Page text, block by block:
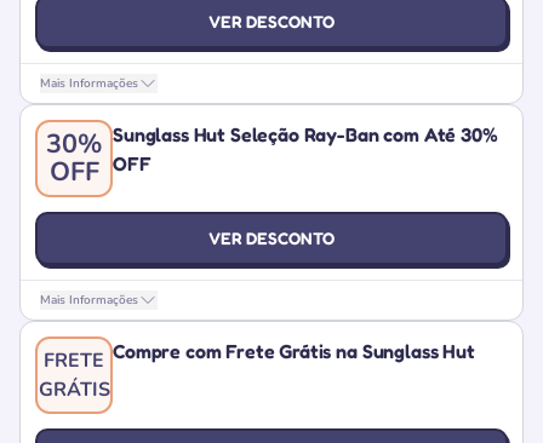
VER DESCONTO
Mais Informações
30%
OFF
Sunglass Hut Seleção Ray-Ban com Até 30%
OFF
VER DESCONTO
Mais Informações
FRETE
GRÁTIS
Compre com Frete Grátis na Sunglass Hut